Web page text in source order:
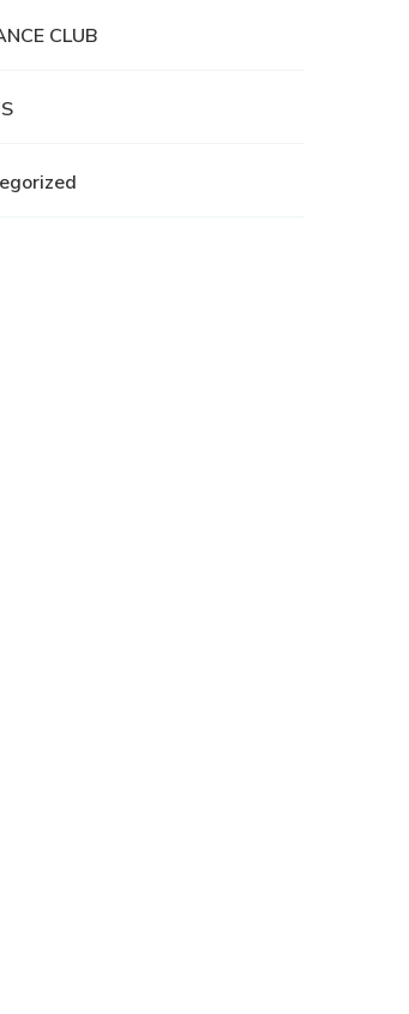
CLUB